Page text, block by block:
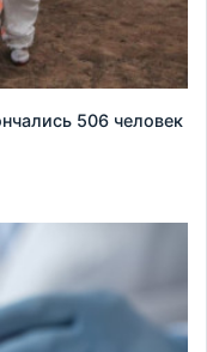
506 человек